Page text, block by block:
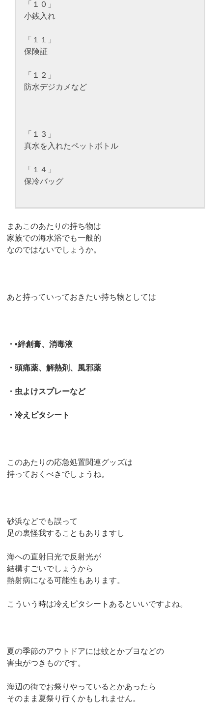
「１０」
小銭入れ
「１１」
保険証
「１２」
防水デジカメなど
「１３」
真水を入れたペットボトル
「１４」
保冷バッグ
まあこのあたりの持ち物は
家族での海水浴でも一般的
なのではないでしょうか。
あと持っていっておきたい持ち物としては
・•絆創膏、消毒液
・頭痛薬、解熱剤、風邪薬
・虫よけスプレーなど
・冷えピタシート
このあたりの応急処置関連グッズは
持っておくべきでしょうね。
砂浜などでも誤って
足の裏怪我することもありますし
海への直射日光で反射光が
結構すごいでしょうから
熱射病になる可能性もあります。
こういう時は冷えピタシートあるといいですよね。
夏の季節のアウトドアには蚊とかブヨなどの
害虫がつきものです。
海辺の街でお祭りやっているとかあったら
そのまま夏祭り行くかもしれません。